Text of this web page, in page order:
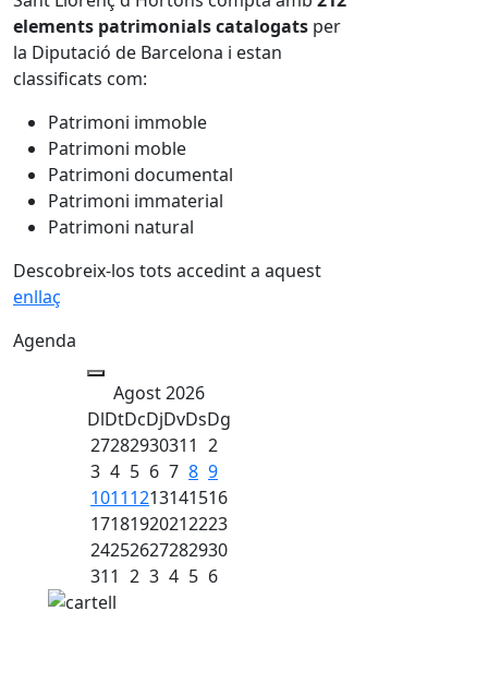
elements patrimonials catalogats per
la Diputació de Barcelona i estan
classificats com:
Patrimoni immoble
Patrimoni moble
Patrimoni documental
Patrimoni immaterial
Patrimoni natural
Descobreix-los tots accedint a aquest
enllaç
Agenda
Agost 2026
DlDtDcDjDvDsDg
27282930311 2
3 4 5 6 7 8 9
10111213141516
17181920212223
24252627282930
311 2 3 4 5 6